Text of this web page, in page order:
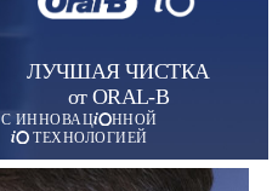
ЛУЧШАЯ ЧИСТКА
от ORAL-B
С ИННОВАЦ
ННОЙ
ТЕХНОЛОГИЕЙ